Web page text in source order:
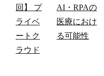
回】 プ
ライベ
ートク
ラウド
AI・RPAの
医療におけ
る可能性